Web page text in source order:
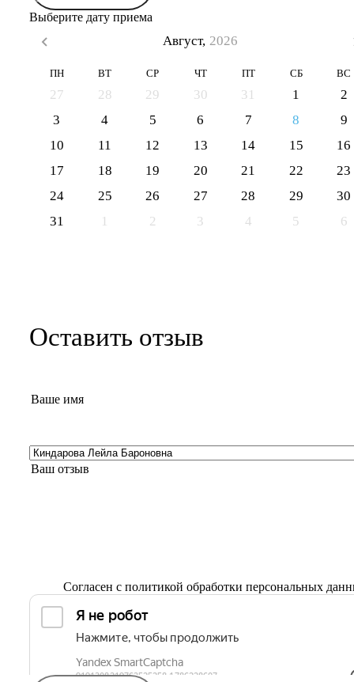
Выберите дату приема
Август, 2026
ПН ВТ СР ЧТ ПТ СБ ВС
27 28 29 30 31 1
2
3
4 5 6 7 8
9
10
11 12 13 14 15
16
17
18 19 20 21 22
23
24
25 26 27 28 29
30
31
1 2 3 4 5 6
Оставить отзыв
Согласен с политикой обработки персональных